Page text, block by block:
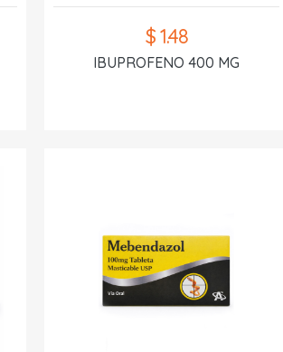
$ 1.48
IBUPROFENO 400 MG